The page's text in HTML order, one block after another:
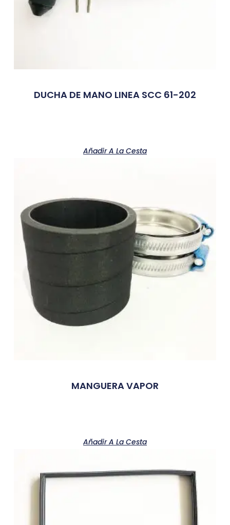
DUCHA DE MANO LINEA SCC 61-202
Añadir A La Cesta
MANGUERA VAPOR
Añadir A La Cesta